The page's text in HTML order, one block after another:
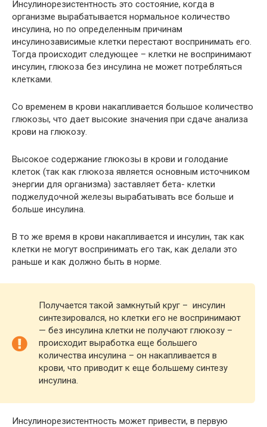
Инсулинорезистентность это состояние, когда в
организме вырабатывается нормальное количество
инсулина, но по определенным причинам
инсулинозависимые клетки перестают воспринимать его.
Тогда происходит следующее – клетки не воспринимают
инсулин, глюкоза без инсулина не может потребляться
клетками.
Со временем в крови накапливается большое количество
глюкозы, что дает высокие значения при сдаче анализа
крови на глюкозу.
Высокое содержание глюкозы в крови и голодание
клеток (так как глюкоза является основным источником
энергии для организма) заставляет бета- клетки
поджелудочной железы вырабатывать все больше и
больше инсулина.
В то же время в крови накапливается и инсулин, так как
клетки не могут воспринимать его так, как делали это
раньше и как должно быть в норме.
Получается такой замкнутый круг – инсулин
синтезировался, но клетки его не воспринимают
— без инсулина клетки не получают глюкозу –
происходит выработка еще большего
количества инсулина – он накапливается в
крови, что приводит к еще большему синтезу
инсулина.
Инсулинорезистентность может привести, в первую